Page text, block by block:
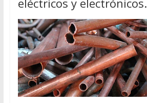
eléctricos y electrónicos.